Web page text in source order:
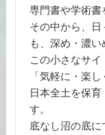
専門書や学術書
その中から、
も、深め・濃い
この小さなサ
「気軽に・楽し
日本全土を保
す。
底なし沼の底